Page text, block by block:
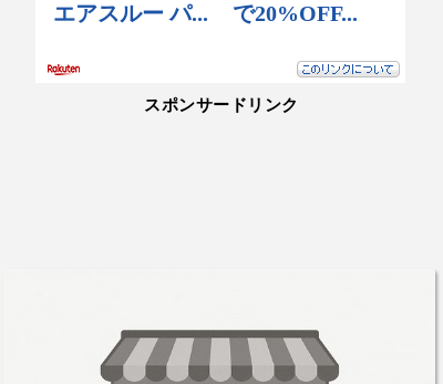
スポンサードリンク